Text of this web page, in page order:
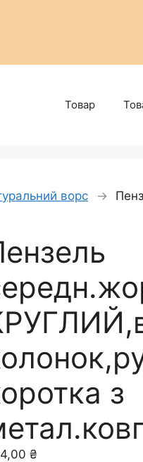
Товар
ворс →
з
₴